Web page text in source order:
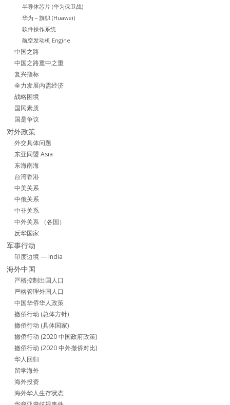
半导体芯片 (华为保卫战)
华为 – 旗帜 (Huawei)
软件操作系统
航空发动机 Engine
中国之路
中国之路重中之重
复兴指标
全力发展内需经济
战略困境
国民素质
国是争议
对外政策
外交具体问题
东亚同盟 Asia
东海南海
台湾香港
中美关系
中俄关系
中非关系
中外关系 （各国）
反华国家
军事行动
印度边境 — India
海外中国
严格控制出国人口
严格管理外国人口
中国华侨华人政策
撤侨行动 (总体方针)
撤侨行动 (具体国家)
撤侨行动 (2020 中国政府政策)
撤侨行动 (2020 中外撤侨对比)
华人回归
留学海外
海外投资
海外华人生存状态